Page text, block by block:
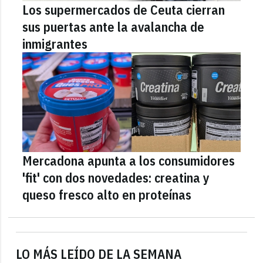
LO MÁS LEÍDO DE LA SEMANA
Los supermercados de Ceuta cierran
sus puertas ante la avalancha de
inmigrantes
Mercadona apunta a los consumidores
'fit' con dos novedades: creatina y
queso fresco alto en proteínas